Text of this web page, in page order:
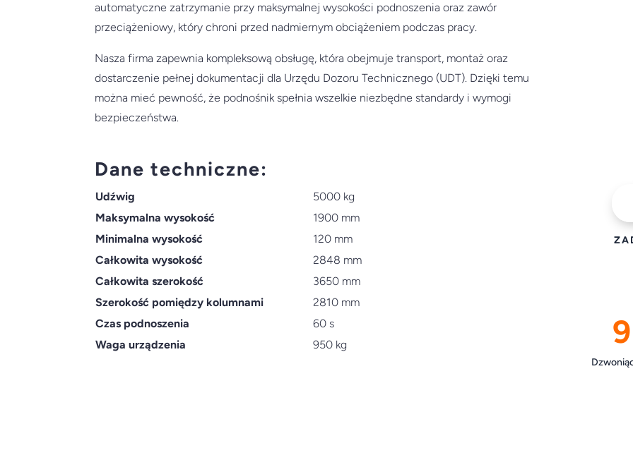
automatyczne zatrzymanie przy maksymalnej wysokości podnoszenia oraz zawór
przeciążeniowy, który chroni przed nadmiernym obciążeniem podczas pracy.
Nasza firma zapewnia kompleksową obsługę, która obejmuje transport, montaż oraz
dostarczenie pełnej dokumentacji dla Urzędu Dozoru Technicznego (UDT). Dzięki temu
można mieć pewność, że podnośnik spełnia wszelkie niezbędne standardy i wymogi
bezpieczeństwa.
Dane techniczne:
Udźwig
5000 kg
Maksymalna wysokość
1900 mm
Minimalna wysokość
120 mm
Całkowita wysokość
2848 mm
Całkowita szerokość
3650 mm
Szerokość pomiędzy kolumnami
2810 mm
Czas podnoszenia
60 s
Waga urządzenia
950 kg